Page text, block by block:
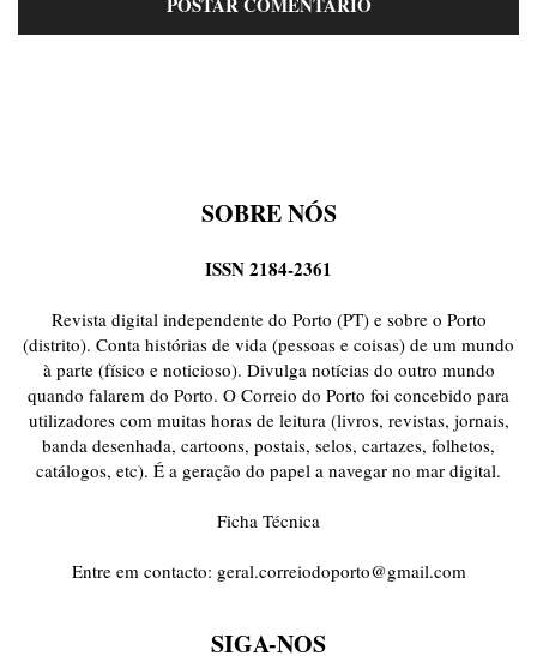
SOBRE NÓS
ISSN 2184-2361
Revista digital independente do Porto (PT) e sobre o Porto
(distrito). Conta histórias de vida (pessoas e coisas) de um mundo
à parte (físico e noticioso). Divulga notícias do outro mundo
quando falarem do Porto. O Correio do Porto foi concebido para
utilizadores com muitas horas de leitura (livros, revistas, jornais,
banda desenhada, cartoons, postais, selos, cartazes, folhetos,
catálogos, etc). É a geração do papel a navegar no mar digital.
Ficha Técnica
Entre em contacto: geral.correiodoporto@gmail.com
SIGA-NOS